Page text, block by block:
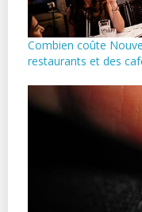
Combien coûte
restaurants et des